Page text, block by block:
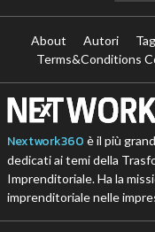
About Autori
Terms&Conditions
Nextwork360 è il più
dedicati ai temi della
Imprenditoriale. Ha la
imprenditoriale nelle